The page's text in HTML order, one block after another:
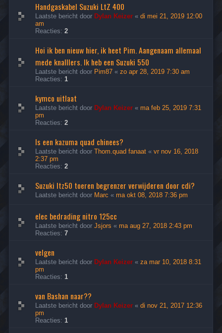
Handgaskabel Suzuki LtZ 400
Laatste bericht door Dylan Keizer « di mei 21, 2019 12:00
am
Reacties: 2
Hoi ik ben nieuw hier, ik heet Pim. Aangenaam allemaal
mede knalllers. Ik heb een Suzuki 550
Laatste bericht door Pim87 « zo apr 28, 2019 7:30 am
Reacties: 1
kymco uitlaat
Laatste bericht door Dylan Keizer « ma feb 25, 2019 7:31
pm
Reacties: 2
Is een kazuma quad chinees?
Laatste bericht door Thom.quad fanaat « vr nov 16, 2018
2:37 pm
Reacties: 2
Suzuki ltz50 toeren begrenzer verwijderen door cdi?
Laatste bericht door Marc « ma okt 08, 2018 7:36 pm
elec bedrading nitro 125cc
Laatste bericht door Jsjors « ma aug 27, 2018 2:43 pm
Reacties: 7
velgen
Laatste bericht door Dylan Keizer « za mar 10, 2018 8:31
pm
Reacties: 1
van Bashan naar??
Laatste bericht door Dylan Keizer « di nov 21, 2017 12:36
pm
Reacties: 1